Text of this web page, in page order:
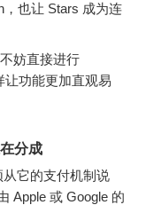
，也让 Stars 成为连
妨直接进行
让功能更加直观易
分成
它的支付机制说
Apple 或 Google 的